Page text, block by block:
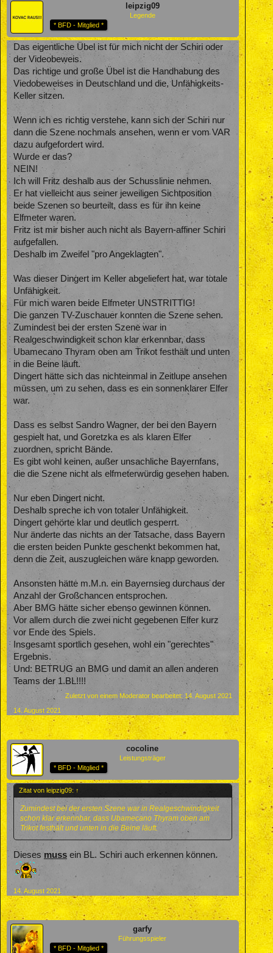
leipzig09
Legende
* BFD - Mitglied *
Das eigentliche Übel ist für mich nicht der Schiri oder
der Videobeweis.
Das richtige und große Übel ist die Handhabung des
Viedobeweises in Deutschland und die, Unfähigkeits-
Keller sitzen.
Wenn ich es richtig verstehe, kann sich der Schiri nur
dann die Szene nochmals ansehen, wenn er vom VAR
dazu aufgefordert wird.
Wurde er das?
NEIN!
Ich will Fritz deshalb aus der Schusslinie nehmen.
Er hat vielleicht aus seiner jeweiligen Sichtposition
beide Szenen so beurteilt, dass es für ihn keine
Elfmeter waren.
Fritz ist mir bisher auch nicht als Bayern-affiner Schiri
aufgefallen.
Deshalb im Zweifel "pro Angeklagten".
Was dieser Dingert im Keller abgeliefert hat, war totale
Unfähigkeit.
Für mich waren beide Elfmeter UNSTRITTIG!
Die ganzen TV-Zuschauer konnten die Szene sehen.
Zumindest bei der ersten Szene war in
Realgeschwindigkeit schon klar erkennbar, dass
Ubamecano Thyram oben am Trikot festhält und unten
in die Beine läuft.
Dingert hätte sich das nichteinmal in Zeitlupe ansehen
müssen, um zu sehen, dass es ein sonnenklarer Elfer
war.
Dass es selbst Sandro Wagner, der bei den Bayern
gespielt hat, und Goretzka es als klaren Elfer
zuordnen, spricht Bände.
Es gibt wohl keinen, außer unsachliche Bayernfans,
die die Szene nicht als elfmeterwürdig gesehen haben.
Nur eben Dingert nicht.
Deshalb spreche ich von totaler Unfähigkeit.
Dingert gehörte klar und deutlich gesperrt.
Nur änderte das nichts an der Tatsache, dass Bayern
die ersten beiden Punkte geschenkt bekommen hat,
denn die Zeit, auszugleichen wäre knapp geworden.
Ansonsten hätte m.M.n. ein Bayernsieg durchaus der
Anzahl der Großchancen entsprochen.
Aber BMG hätte sicher ebenso gewinnen können.
Vor allem durch die zwei nicht gegebenen Elfer kurz
vor Ende des Spiels.
Insgesamt sportlich gesehen, wohl ein "gerechtes"
Ergebnis.
Und: BETRUG an BMG und damit an allen anderen
Teams der 1.BL!!!!
Zuletzt von einem Moderator bearbeitet: 14. August 2021
14. August 2021
cocoline
Leistungsträger
* BFD - Mitglied *
Zitat von leipzig09: ↑
Zumindest bei der ersten Szene war in Realgeschwindigkeit
schon klar erkennbar, dass Ubamecano Thyram oben am
Trikot festhält und unten in die Beine läuft.
Dieses muss ein BL. Schiri auch erkennen können.
14. August 2021
garfy
Führungsspieler
* BFD - Mitglied *